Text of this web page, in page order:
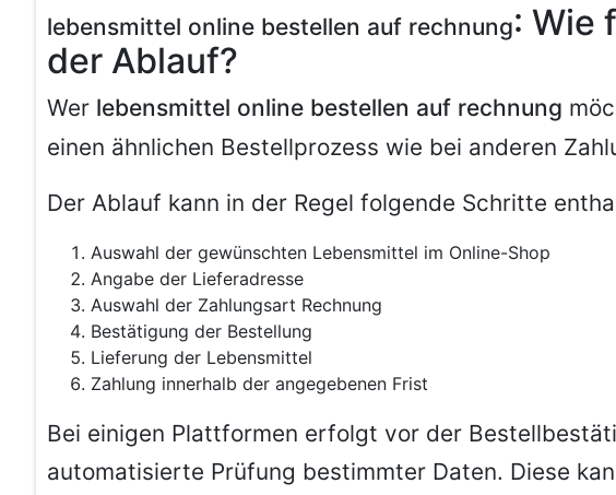
lebensmittel online bestellen auf rechnung: Wie
der Ablauf?
Wer lebensmittel online bestellen auf rechnung
einen ähnlichen Bestellprozess wie bei anderen
Der Ablauf kann in der Regel folgende Schritte
Auswahl der gewünschten Lebensmittel im Online-Shop
Angabe der Lieferadresse
Auswahl der Zahlungsart Rechnung
Bestätigung der Bestellung
Lieferung der Lebensmittel
Zahlung innerhalb der angegebenen Frist
Bei einigen Plattformen erfolgt vor der
automatisierte Prüfung bestimmter Daten. Diese